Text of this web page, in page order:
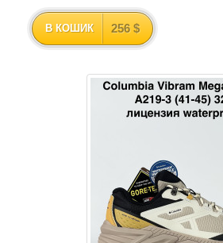
В КОШИК 256 $